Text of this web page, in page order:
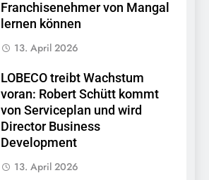
Franchisenehmer von Mangal
lernen können
13. April 2026
LOBECO treibt Wachstum
voran: Robert Schütt kommt
von Serviceplan und wird
Director Business
Development
13. April 2026